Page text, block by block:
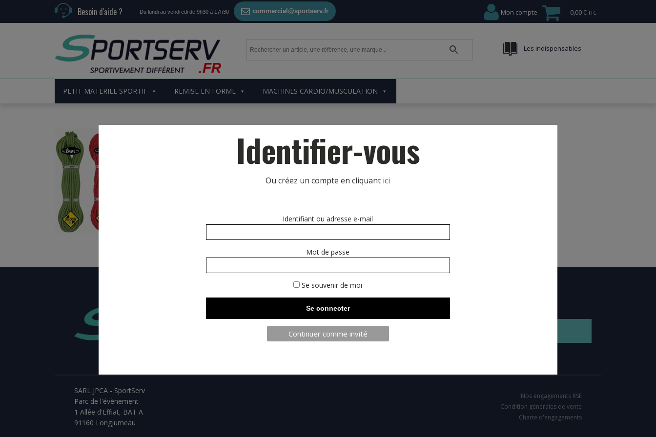
Besoin d'aide ? Du lundi au vendredi de 9h30 à 17h30 commercial@sportserv.fr Mon compte 0,00 €
Les indispensables
PETIT MATERIEL SPORTIF REMISE EN FORME MACHINES CARDIO/MUSCULATION
SARL JPCA - SportServ
Parc de l'évènement
1 Allée d'Effiat, BAT A
91160 Longjumeau
Nos engagements RSE
Condition générales de vente
Charte d'engagements
Identifier-vous
Ou créez un compte en cliquant ici
Identifiant ou adresse e-mail
Mot de passe
Se souvenir de moi
Continuer comme invité